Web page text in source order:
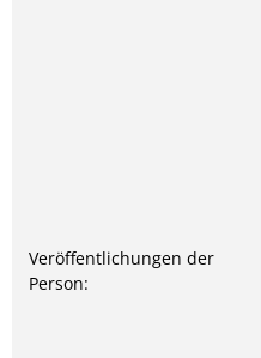
Veröffentlichungen der
Person: